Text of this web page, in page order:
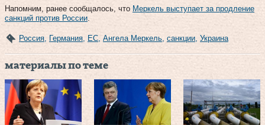
Напомним, ранее сообщалось, что Меркель выступает за продление
санкций против России
Россия Германия ЕС Ангела Меркель санкции Украина
материалы по теме